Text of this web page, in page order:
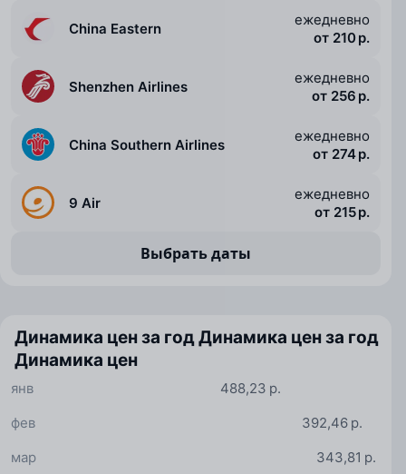
China Eastern
ежедневно
от 210 р.
Shenzhen Airlines
ежедневно
от 256 р.
China Southern Airlines
ежедневно
от 274 р.
9 Air
ежедневно
от 215 р.
Выбрать даты
Динамика цен за годДинамика цен за год
Динамика цен
488,23 р.
янв
392,46 р.
фев
343,81 р.
мар